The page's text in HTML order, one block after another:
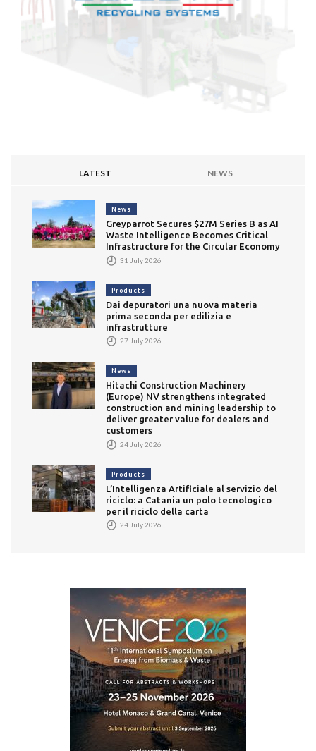
LATEST NEWS
News
Greyparrot Secures $27M Series B as AI
Waste Intelligence Becomes Critical
Infrastructure for the Circular Economy
31 July 2026
Products
Dai depuratori una nuova materia
prima seconda per edilizia e
infrastrutture
27 July 2026
News
Hitachi Construction Machinery
(Europe) NV strengthens integrated
construction and mining leadership to
deliver greater value for dealers and
customers
24 July 2026
Products
L’Intelligenza Artificiale al servizio del
riciclo: a Catania un polo tecnologico
per il riciclo della carta
24 July 2026